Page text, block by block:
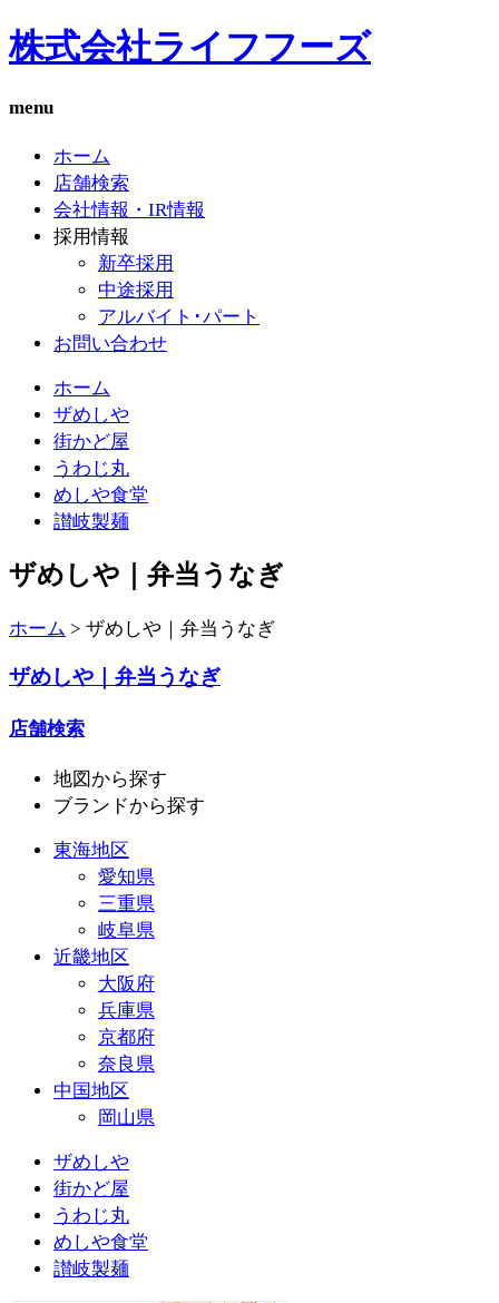
株式会社ライフフーズ
menu
ホーム
店舗検索
会社情報・IR情報
採用情報
新卒採用
中途採用
アルバイト･パート
お問い合わせ
ホーム
ザめしや
街かど屋
うわじ丸
めしや食堂
讃岐製麺
ザめしや｜弁当うなぎ
ホーム > ザめしや｜弁当うなぎ
ザめしや｜弁当うなぎ
店舗検索
地図 から探す
ブランドから探す
東海地区
愛知県
三重県
岐阜県
近畿地区
大阪府
兵庫県
京都府
奈良県
中国地区
岡山県
ザめしや
街かど屋
うわじ丸
めしや食堂
讃岐製麺